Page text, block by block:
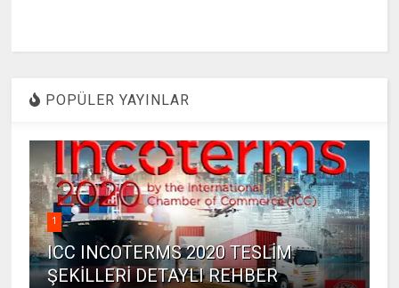
POPÜLER YAYINLAR
1
ICC INCOTERMS 2020 TESLİM
ŞEKİLLERİ DETAYLI REHBER